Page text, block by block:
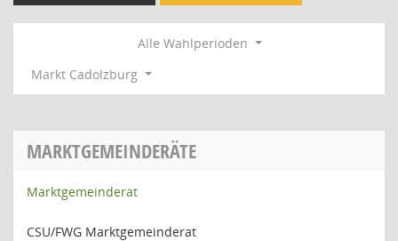
Alle Wahlperioden
Markt Cadolzburg
MARKTGEMEINDERÄTE
Marktgemeinderat
CSU/FWG Marktgemeinderat